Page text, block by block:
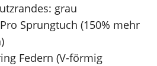
grau
Sprungtuch (150% mehr
Federn (V-förmig